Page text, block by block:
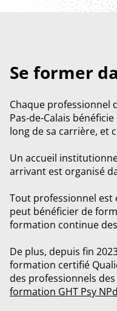
Se former
Chaque professionnel
Pas-de-Calais
long de sa carrière, et
Un accueil
arrivant est organisé
Tout professionnel
peut bénéficier de
formation continue des
De plus, depuis fin
formation certifié
des professionnels des
formation GHT Psy